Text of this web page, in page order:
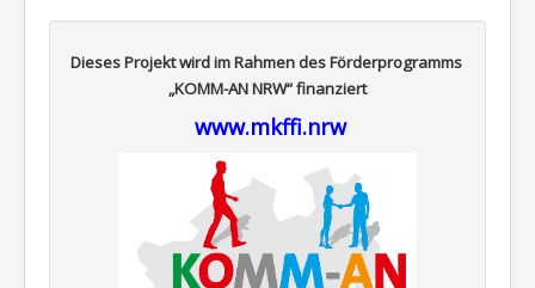
Dieses Projekt wird im Rahmen des Förderprogramms
„KOMM-AN NRW“ finanziert
www.mkffi.nrw